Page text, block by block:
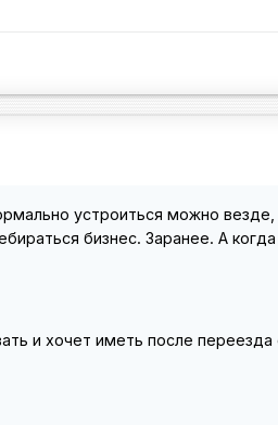
устроиться можно
бизнес. Заранее. А
и хочет иметь после переезда